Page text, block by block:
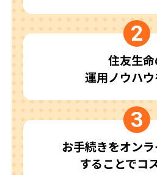
2
住友生
運用ノウハ
3
お手続きをオン
することでコ